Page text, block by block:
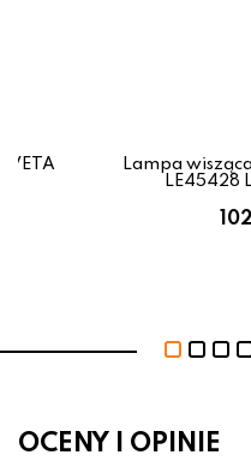
Lampa
LE45428
OCENY I OPINIE